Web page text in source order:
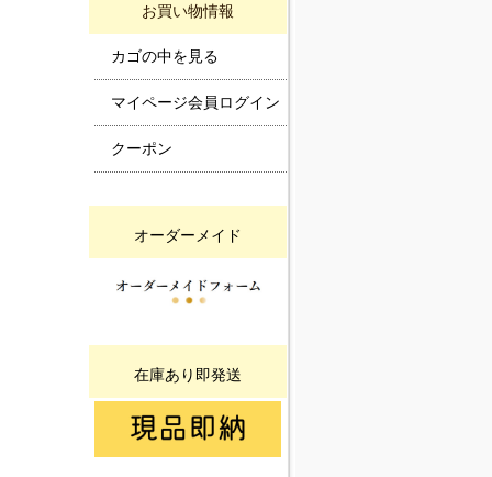
お買い物情報
カゴの中を見る
マイページ会員ログイン
クーポン
オーダーメイド
在庫あり即発送